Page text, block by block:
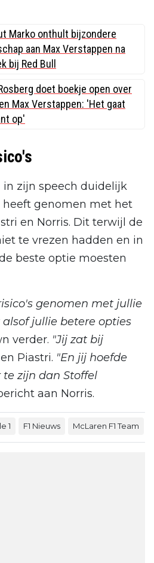
Marko onthult bijzondere
aan Max Verstappen na
bij Red Bull
doet boekje open over
Max Verstappen: 'Het gaat
op'
zijn speech duidelijk
heeft genomen met het
en Norris. Dit terwijl de
te vrezen hadden en in
beste optie moesten
genomen met jullie
jullie betere opties
verder. "Jij zat bij
Piastri. "En jij hoefde
zijn dan Stoffel
aan Norris.
1 F1 Nieuws McLaren F1 Team